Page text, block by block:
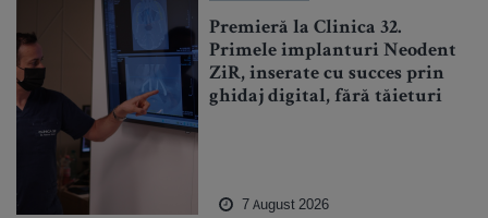
Premieră la Clinica 32.
Primele implanturi Neodent
ZiR, inserate cu succes prin
ghidaj digital, fără tăieturi
7 August 2026